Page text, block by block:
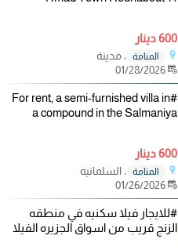
600 دينار
المنامة
، مدينة
01/28/2026
#For rent, a semi-furnished villa in
a compound in the Salmaniya
600 دينار
المنامة
، السلمانيه
01/26/2026
#للايجار فيلا سكنيه في منطقه
الزنج قريب من اسواق الجزيره الفيلا